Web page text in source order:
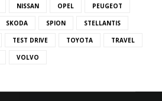
NISSAN OPEL PEUGEOT
SKODA SPION STELLANTIS
TEST DRIVE TOYOTA TRAVEL
VOLVO